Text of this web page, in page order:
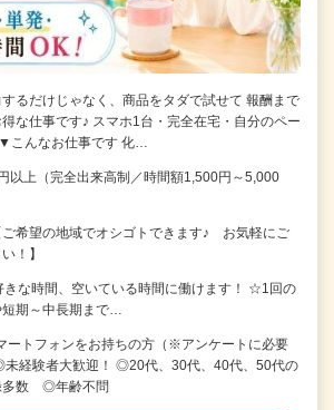
るだけじゃなく、商品をタダで試せて 報酬まで
得な仕事です♪ スマホ1台・完全在宅・自分のペー
こんなお仕事です 化…
以上（完全出来高制／時間額1,500円～5,000
ご希望の地域でオシゴトできます♪ お気軽にご
！】
きな時間、空いている時間に働けます！ ☆1回の
短期～中長期まで…
ートフォンをお持ちの方（※アンケートに必要
経験者大歓迎！ ◎20代、30代、40代、50代の
多数 ◎年齢不問